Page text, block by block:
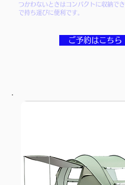
つかわないときはコンパクトに収納で
で持ち運びに便利です。
ご予約はこちら